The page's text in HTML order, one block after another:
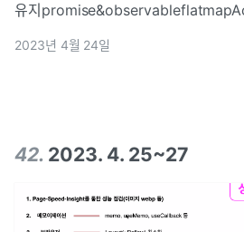
유지
가 과정은 ?AccessToken 데이터는
2023년 4월 24일
42. 2023. 4. 25~27